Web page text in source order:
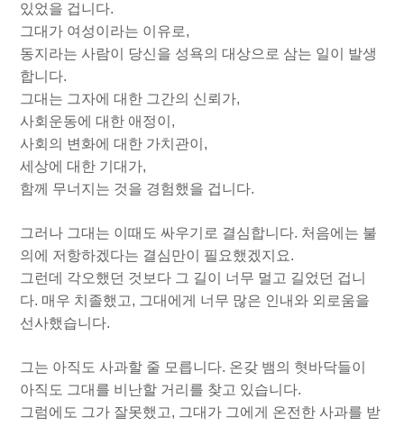
있었을 겁니다.
그대가 여성이라는 이유로,
동지라는 사람이 당신을 성욕의 대상으로 삼는 일이 발생
합니다.
그대는 그자에 대한 그간의 신뢰가,
사회운동에 대한 애정이,
사회의 변화에 대한 가치관이,
세상에 대한 기대가,
함께 무너지는 것을 경험했을 겁니다.
그러나 그대는 이때도 싸우기로 결심합니다. 처음에는 불
의에 저항하겠다는 결심만이 필요했겠지요.
그런데 각오했던 것보다 그 길이 너무 멀고 길었던 겁니
다. 매우 치졸했고, 그대에게 너무 많은 인내와 외로움을
선사했습니다.
그는 아직도 사과할 줄 모릅니다. 온갖 뱀의 혓바닥들이
아직도 그대를 비난할 거리를 찾고 있습니다.
그럼에도 그가 잘못했고, 그대가 그에게 온전한 사과를 받